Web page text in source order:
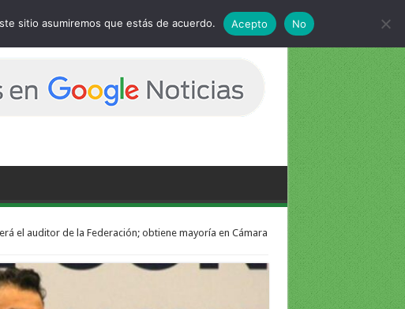
el auditor de la Federación; obtiene mayoría en Cámara
sitio asumiremos que estás de acuerdo. Acepto No